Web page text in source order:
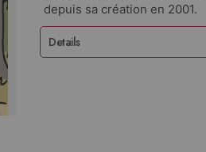
depuis sa création en 2001.
Details